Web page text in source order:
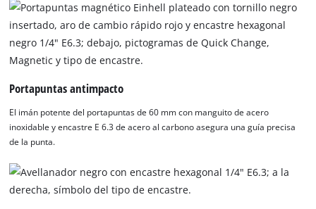
Portapuntas antimpacto
El imán potente del portapuntas de 60 mm con manguito de acero
inoxidable y encastre E 6.3 de acero al carbono asegura una guía precisa
de la punta.